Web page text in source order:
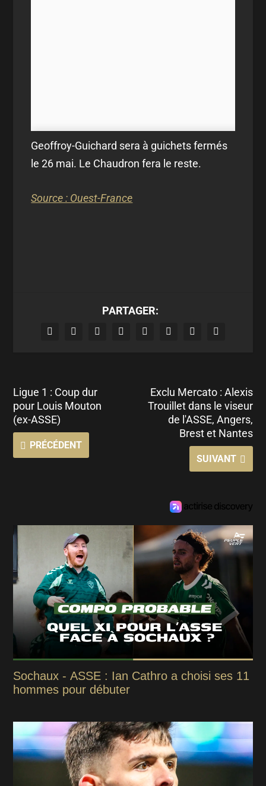
Geoffroy-Guichard sera à guichets fermés
le 26 mai. Le Chaudron fera le reste.
Source : Ouest-France
PARTAGER:
Ligue 1 : Coup dur
pour Louis Mouton
(ex-ASSE)
PRÉCÉDENT
Exclu Mercato : Alexis
Trouillet dans le viseur
de l'ASSE, Angers,
Brest et Nantes
SUIVANT
Sochaux - ASSE : Ian Cathro a choisi ses 11
hommes pour débuter